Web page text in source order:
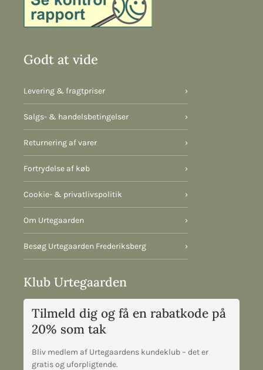
Godt at vide
Levering & fragtpriser ›
Salgs- & handelsbetingelser ›
Returnering af varer ›
Fortrydelse af køb ›
Cookie- & privatlivspolitik ›
Om Urtegaarden ›
Besøg Urtegaarden Frederiksberg ›
Klub Urtegaarden
Tilmeld dig og få en rabatkode på
20% som tak
Bliv medlem af Urtegaardens kundeklub – det er
gratis og uforpligtende.